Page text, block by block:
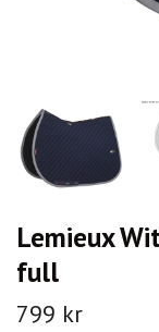
Lemieux
full
799 kr